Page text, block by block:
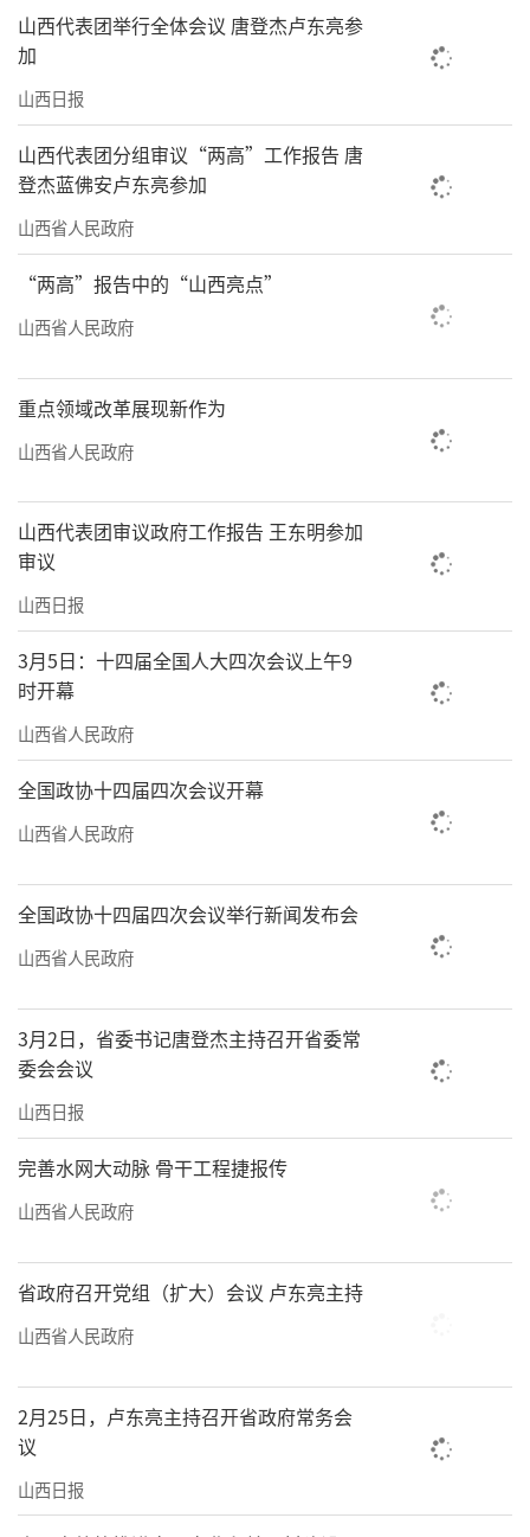
山西代表团举行全体会议 唐登杰卢东亮参
加
山西日报
山西代表团分组审议“两高”工作报告 唐
登杰蓝佛安卢东亮参加
山西省人民政府
“两高”报告中的“山西亮点”
山西省人民政府
重点领域改革展现新作为
山西省人民政府
山西代表团审议政府工作报告 王东明参加
审议
山西日报
3月5日：十四届全国人大四次会议上午9
时开幕
山西省人民政府
全国政协十四届四次会议开幕
山西省人民政府
全国政协十四届四次会议举行新闻发布会
山西省人民政府
3月2日，省委书记唐登杰主持召开省委常
委会会议
山西日报
完善水网大动脉 骨干工程捷报传
山西省人民政府
省政府召开党组（扩大）会议 卢东亮主持
山西省人民政府
2月25日，卢东亮主持召开省政府常务会
议
山西日报